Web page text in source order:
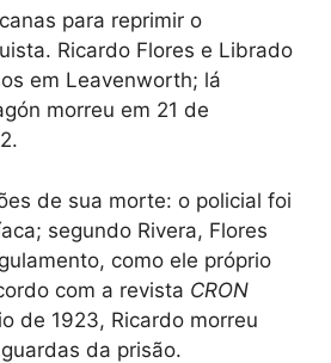
para reprimir o
Ricardo Flores e Librado
em Leavenworth; lá
morreu em 21 de
de sua morte: o policial foi
segundo Rivera, Flores
como ele próprio
com a revista CRON
de 1923, Ricardo morreu
da prisão.